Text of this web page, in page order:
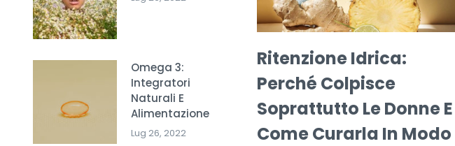
Omega 3:
Integratori
Naturali E
Alimentazione
Lug 26, 2022
Ritenzione Idrica:
Perché Colpisce
Soprattutto Le Donne E
Come Curarla In Modo